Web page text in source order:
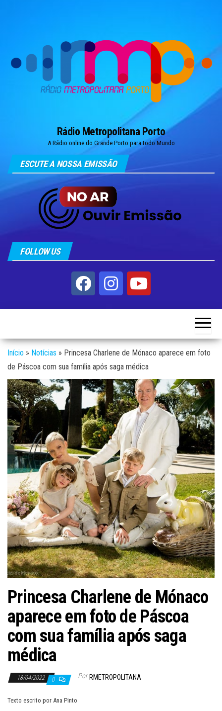
Rádio Metropolitana Porto
A Rádio online do Grande Porto para todo Mundo
ESCUTE A NOSSA EMISSÃO
FOLLOW US
Início » Notícias » Princesa Charlene de Mónaco aparece em foto
de Páscoa com sua família após saga médica
Princesa Charlene de Mónaco
aparece em foto de Páscoa
com sua família após saga
médica
18/04/2022 0 Por RMETROPOLITANA
Texto escrito por Ana Pinto